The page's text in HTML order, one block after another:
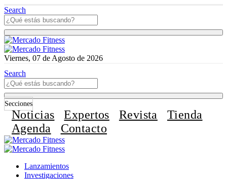
Search
Viernes, 07 de Agosto de 2026
Search
Secciones
Noticias Expertos Revista
Tienda
Agenda
Contacto
Lanzamientos
Investigaciones